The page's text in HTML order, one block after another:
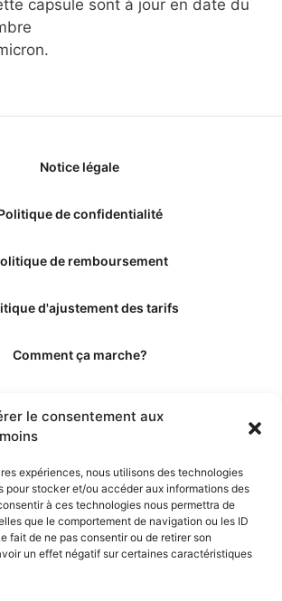
le consentement aux
expériences, nous utilisons des technologies
pour stocker et/ou accéder aux informations des
à ces technologies nous permettra de
que le comportement de navigation ou les ID
fait de ne pas consentir ou de retirer son
un effet négatif sur certaines caractéristiques
capsule sont à jour en date du
Notice légale
de confidentialité
de remboursement
d'ajustement des tarifs
Comment ça marche?
Les éditeurs
experts et collaborateurs